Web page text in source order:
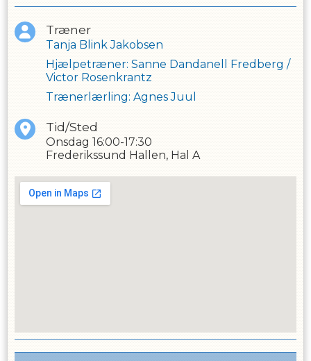
Træner
Tanja Blink Jakobsen
Hjælpetræner: Sanne Dandanell Fredberg /
Victor Rosenkrantz
Trænerlærling: Agnes Juul
Tid/Sted
Onsdag 16:00-17:30
Frederikssund Hallen, Hal A